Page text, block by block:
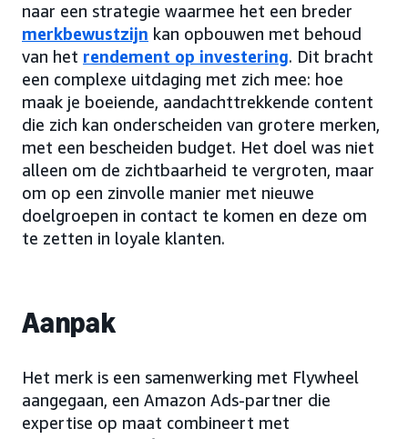
naar een strategie waarmee het een breder
merkbewustzijn kan opbouwen met behoud
van het rendement op investering. Dit bracht
een complexe uitdaging met zich mee: hoe
maak je boeiende, aandachttrekkende content
die zich kan onderscheiden van grotere merken,
met een bescheiden budget. Het doel was niet
alleen om de zichtbaarheid te vergroten, maar
om op een zinvolle manier met nieuwe
doelgroepen in contact te komen en deze om
te zetten in loyale klanten.
Aanpak
Het merk is een samenwerking met Flywheel
aangegaan, een Amazon Ads-partner die
expertise op maat combineert met